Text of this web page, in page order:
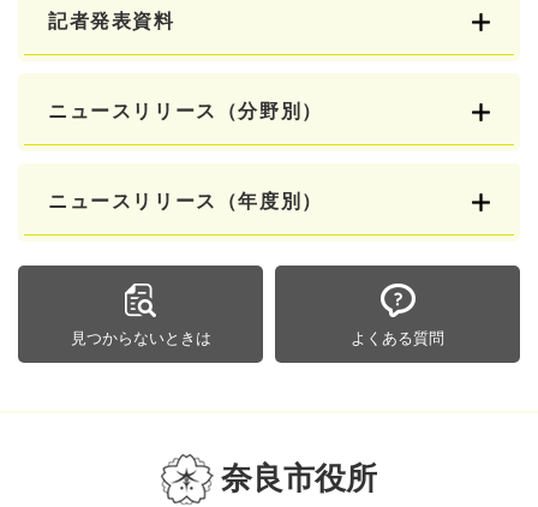
記者発表資料
ニュースリリース（分野別）
ニュースリリース（年度別）
見つからないときは よくある質問
奈良市役所